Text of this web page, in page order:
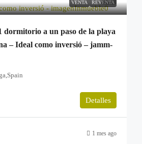
VENTA REVENTA
dormitorio a un paso de la playa
– Ideal como inversió – jamm-
Detalles
1 mes ago